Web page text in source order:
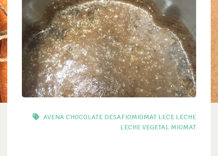
AVENA CHOCOLATE DESAFIOMIOMAT LECE LECHE
LECHE VEGETAL MIOMAT